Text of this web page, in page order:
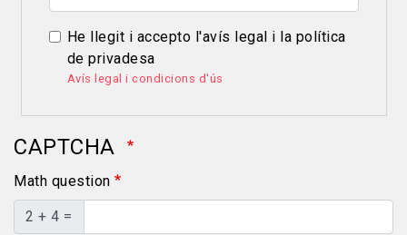
He llegit i accepto l'avís legal i la política
de privadesa
Avís legal i condicions d'ús
CAPTCHA
Math question
2 + 4 =